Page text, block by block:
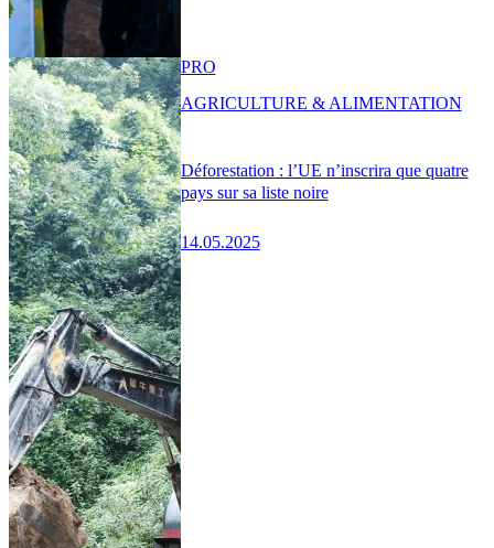
Déforestation : l’UE n’inscrira que quatre
pays sur sa liste noire
14.05.2025
PRO
AGRICULTURE & ALIMENTATION